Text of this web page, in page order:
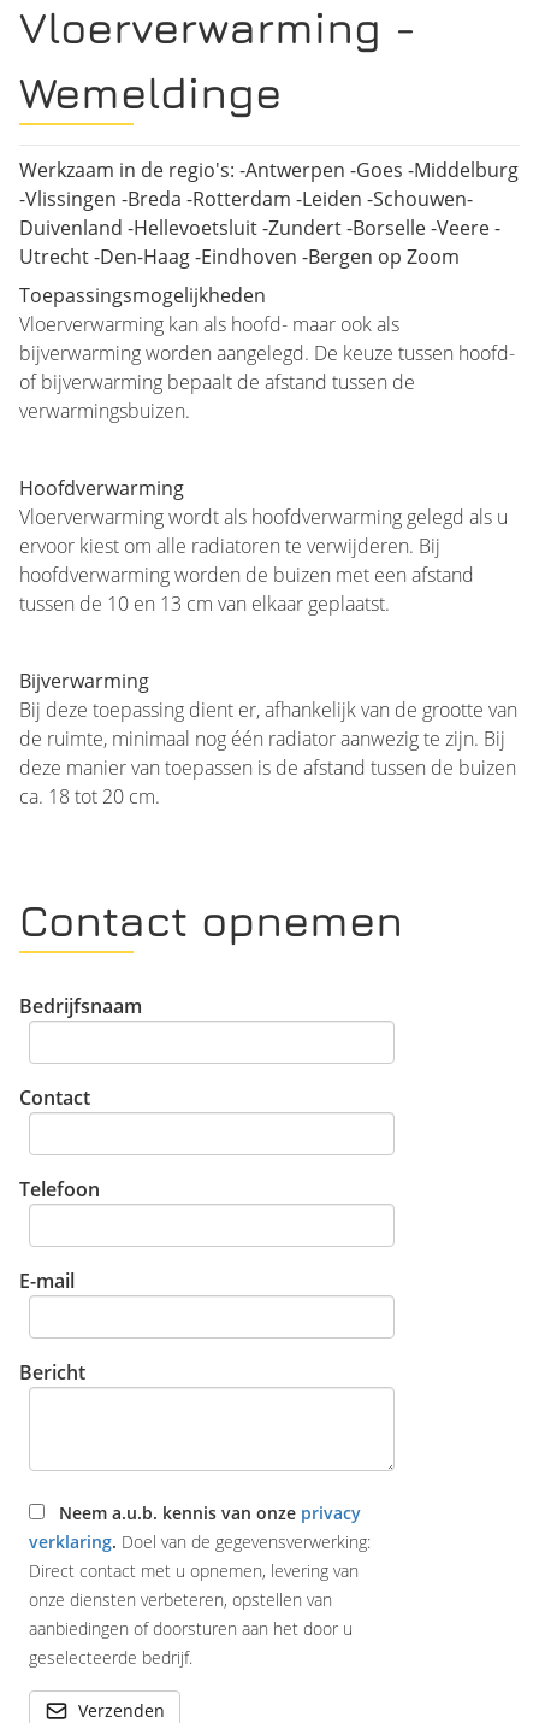
Vloerverwarming -
Wemeldinge
Werkzaam in de regio's: -Antwerpen -Goes -Middelburg
-Vlissingen -Breda -Rotterdam -Leiden -Schouwen-
Duivenland -Hellevoetsluit -Zundert -Borselle -Veere -
Utrecht -Den-Haag -Eindhoven -Bergen op Zoom
Toepassingsmogelijkheden
Vloerverwarming kan als hoofd- maar ook als
bijverwarming worden aangelegd. De keuze tussen hoofd-
of bijverwarming bepaalt de afstand tussen de
verwarmingsbuizen.
Hoofdverwarming
Vloerverwarming wordt als hoofdverwarming gelegd als u
ervoor kiest om alle radiatoren te verwijderen. Bij
hoofdverwarming worden de buizen met een afstand
tussen de 10 en 13 cm van elkaar geplaatst.
Bijverwarming
Bij deze toepassing dient er, afhankelijk van de grootte van
de ruimte, minimaal nog één radiator aanwezig te zijn. Bij
deze manier van toepassen is de afstand tussen de buizen
ca. 18 tot 20 cm.
Contact opnemen
Bedrijfsnaam
Contact
Telefoon
E-mail
Bericht
Neem a.u.b. kennis van onze privacy
verklaring. Doel van de gegevensverwerking:
Direct contact met u opnemen, levering van
onze diensten verbeteren, opstellen van
aanbiedingen of doorsturen aan het door u
geselecteerde bedrijf.
Verzenden